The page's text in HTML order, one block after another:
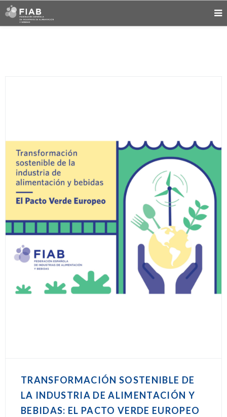
TRANSFORMACIÓN SOSTENIBLE DE
LA INDUSTRIA DE ALIMENTACIÓN Y
BEBIDAS: EL PACTO VERDE EUROPEO